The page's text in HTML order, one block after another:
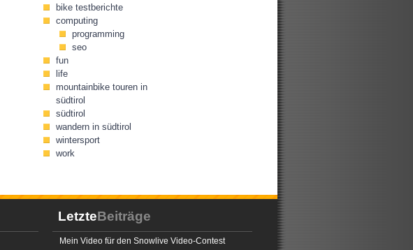
bike testberichte
computing
programming
seo
fun
life
mountainbike touren in
südtirol
südtirol
wandern in südtirol
wintersport
work
LetzteBeiträge
Mein Video für den Snowlive Video-Contest